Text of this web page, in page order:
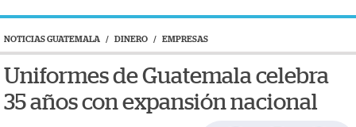
NOTICIAS GUATEMALA / DINERO / EMPRESAS
Uniformes de Guatemala celebra
35 años con expansión nacional